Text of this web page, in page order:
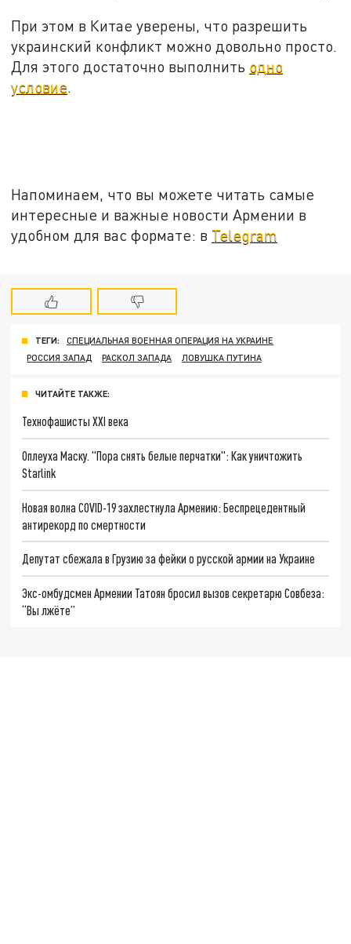
При этом в Китае уверены, что разрешить
украинский конфликт можно довольно просто.
Для этого достаточно выполнить одно
условие.
Напоминаем, что вы можете читать самые
интересные и важные новости Армении в
удобном для вас формате: в Telegram
ТЕГИ:
СПЕЦИАЛЬНАЯ ВОЕННАЯ ОПЕРАЦИЯ НА УКРАИНЕ
РОССИЯ ЗАПАД
РАСКОЛ ЗАПАДА ЛОВУШКА ПУТИНА
ЧИТАЙТЕ ТАКЖЕ:
Технофашисты XXI века
Оплеуха Маску. "Пора снять белые перчатки": Как уничтожить
Starlink
Новая волна COVID-19 захлестнула Армению: Беспрецедентный
антирекорд по смертности
Депутат сбежала в Грузию за фейки о русской армии на Украине
Экс-омбудсмен Армении Татоян бросил вызов секретарю Совбеза:
“Вы лжёте”